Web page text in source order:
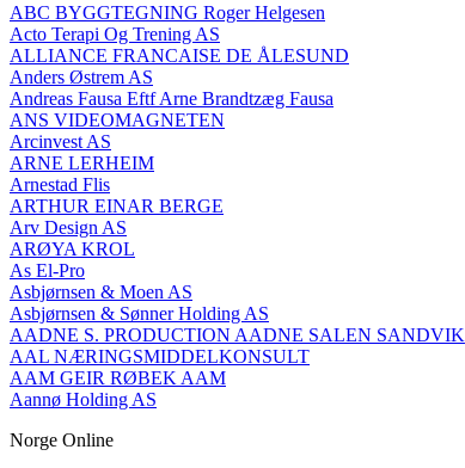
ABC BYGGTEGNING Roger Helgesen
Acto Terapi Og Trening AS
ALLIANCE FRANCAISE DE ÅLESUND
Anders Østrem AS
Andreas Fausa Eftf Arne Brandtzæg Fausa
ANS VIDEOMAGNETEN
Arcinvest AS
ARNE LERHEIM
Arnestad Flis
ARTHUR EINAR BERGE
Arv Design AS
ARØYA KROL
As El-Pro
Asbjørnsen & Moen AS
Asbjørnsen & Sønner Holding AS
AADNE S. PRODUCTION AADNE SALEN SANDVIK
AAL NÆRINGSMIDDELKONSULT
AAM GEIR RØBEK AAM
Aannø Holding AS
Norge Online